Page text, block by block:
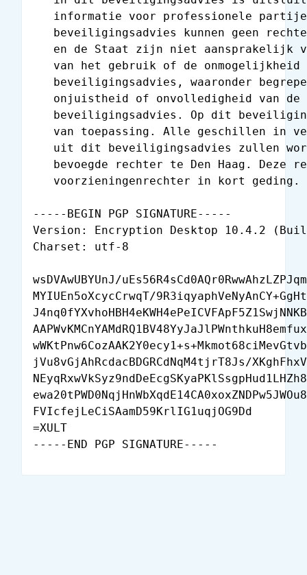
informatie voor professionele
beveiligingsadvies kunnen geen
en de Staat zijn niet aansprakelijk
van het gebruik of de onmogelijkheid
beveiligingsadvies, waaronder
onjuistheid of onvolledigheid van de
beveiligingsadvies. Op dit
van toepassing. Alle geschillen in
uit dit beveiligingsadvies zullen
bevoegde rechter te Den Haag. Deze
   voorzieningenrechter in kort geding.
-----BEGIN PGP SIGNATURE-----
Version: Encryption Desktop 10.4.2
Charset: utf-8
wsDVAwUBYUnJ/
MYIUEn5oXcycCrwqT/
jVu8vGjAhRcdacBDGRCdNqM4tjrT8Js/
FVIcfejLeCiSAamD59KrlIG1uqjOG9Dd
=XULT